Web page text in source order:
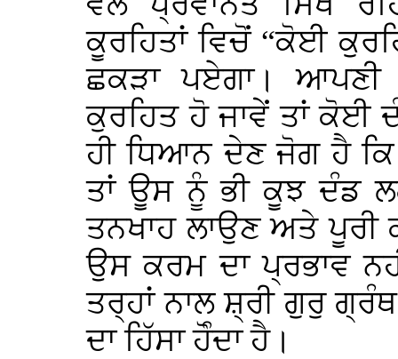
ਕੂਰਹਿਤਾਂ ਵਿਚੋਂ “ਕੋਈ
ਛਕੜਾ ਪਏਗਾ।
ਕੁਰਹਿਤ ਹੋ ਜਾਵੇਂ ਤਾਂ ਕੋਈ
ਹੀ ਧਿਆਨ ਦੇਣ ਜੋਗ ਹੈ
ਤਾਂ ਊਸ ਨੂੰ ਭੀ ਕੂਝ ਦੰਡ
ਤਨਖਾਹ ਲਾਉਣ ਅਤੇ ਪੂਰੀ
ਉਸ ਕਰਮ ਦਾ ਪ੍ਰਭਾਵ
ਤਰ੍ਹਾਂ ਨਾਲ ਸ਼੍ਰੀ ਗੁਰੁ
ਦਾ ਹਿੱਸਾ ਹੋੰਦਾ ਹੈ।